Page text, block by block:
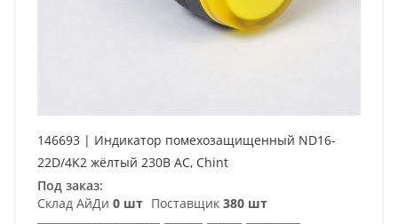
146693 | Индикатор помехозащищенный ND16-
22D/4K2 жёлтый 230В АС, Chint
Под заказ:
Склад АйДи 0 шт Поставщик 380 шт